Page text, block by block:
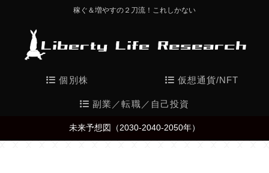
稼ぐ＆増やすの２刀流！これしかない
個別株 仮想通貨/NFT
副業／転職／自己投資
未来予想図（2030-2040-2050年）